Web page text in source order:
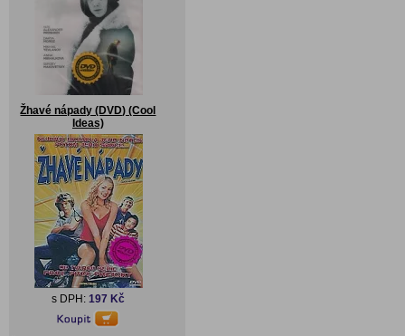
Žhavé nápady (DVD) (Cool
Ideas)
s DPH: 197 Kč